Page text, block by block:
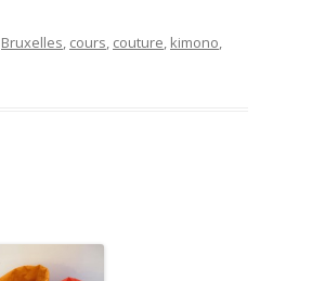
Bruxelles, cours, couture, kimono,